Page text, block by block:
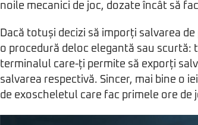
noile mecanici de joc, dozate încât să
Dacă totuși decizi să imporți salvarea
o procedură deloc elegantă sau scurtă:
terminalul care-ți permite să exporți
salvarea respectivă. Sincer, mai bine o
de exoscheletul care fac primele ore